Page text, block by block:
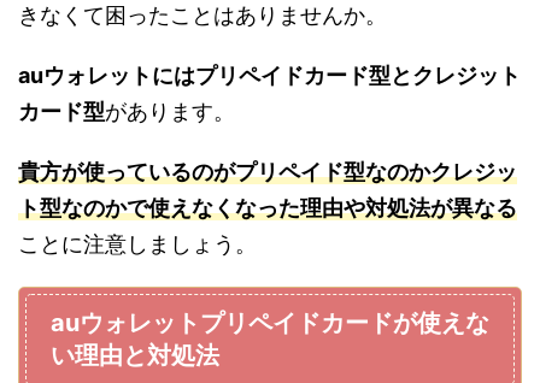
きなくて困ったことはありませんか。
auウォレットにはプリペイドカード型とクレジット
カード型があります。
貴方が使っているのがプリペイド型なのかクレジッ
ト型なのかで使えなくなった理由や対処法が異なる
ことに注意しましょう。
auウォレットプリペイドカードが使えな
い理由と対処法